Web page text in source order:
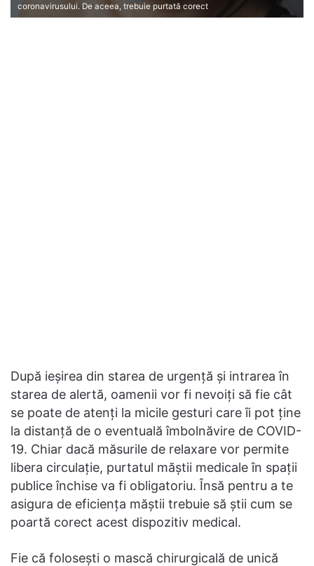
coronavirusului. De aceea, trebuie purtată corect
După ieșirea din starea de urgență și intrarea în
starea de alertă, oamenii vor fi nevoiți să fie cât
se poate de atenți la micile gesturi care îi pot ține
la distanță de o eventuală îmbolnăvire de COVID-
19. Chiar dacă măsurile de relaxare vor permite
libera circulație, purtatul măștii medicale în spații
publice închise va fi obligatoriu. Însă pentru a te
asigura de eficiența măștii trebuie să știi cum se
poartă corect acest dispozitiv medical.
Fie că folosești o mască chirurgicală de unică